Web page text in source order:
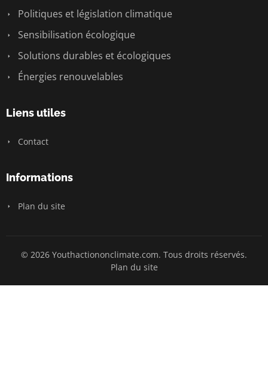
Politiques et législation climatique
Sensibilisation écologique
Solutions durables et écologiques
Énergies renouvelables
Liens utiles
Contact
Informations
Plan du site
© 2026 Youthactiononclimate.com. Tous droits réservés.
Plan du site